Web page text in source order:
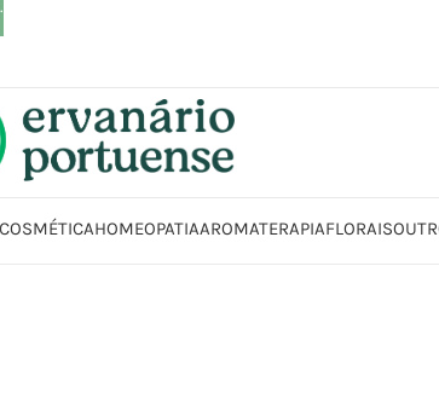
COSMÉTICAHOMEOPATIAAROMATERAPIAFLORAIS